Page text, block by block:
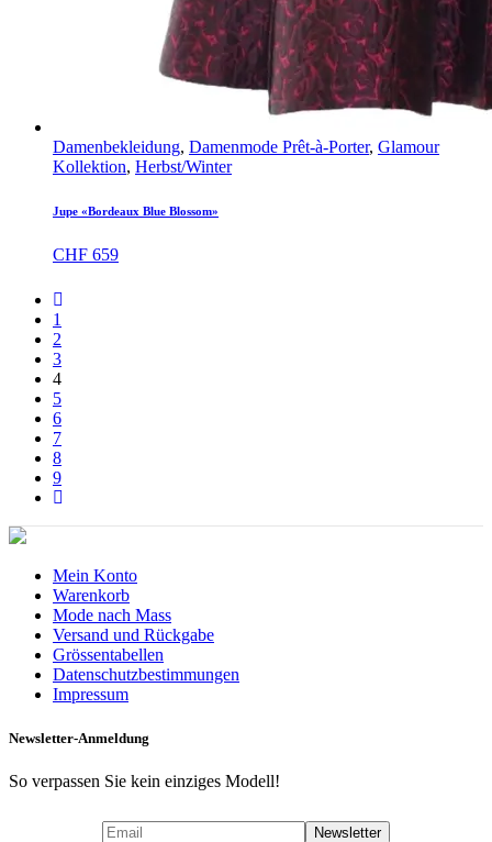
Damenbekleidung, Damenmode Prêt-à-Porter, Glamour
Kollektion, Herbst/Winter
Jupe «Bordeaux Blue Blossom»
CHF 659
1
2
3
4
5
6
7
8
9
Mein Konto
Warenkorb
Mode nach Mass
Versand und Rückgabe
Grössentabellen
Datenschutzbestimmungen
Impressum
Newsletter-Anmeldung
So verpassen Sie kein einziges Modell!